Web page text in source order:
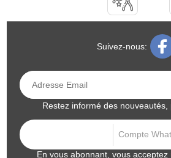
Suivez-nous:
Restez informé des nouveautés,
En vous abonnant, vous acceptez